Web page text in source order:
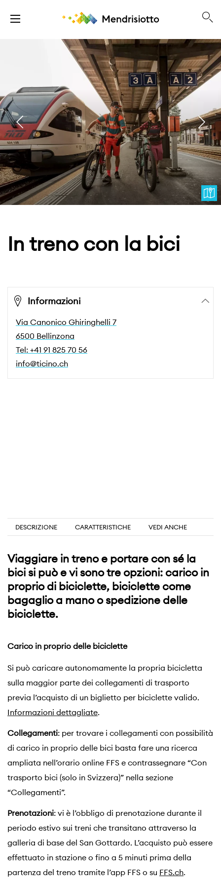
In treno con la bici
Informazioni
Via Canonico Ghiringhelli 7
6500 Bellinzona
Tel: +41 91 825 70 56
info@ticino.ch
DESCRIZIONE CARATTERISTICHE VEDI ANCHE
Viaggiare in treno e portare con sé la
bici si può e vi sono tre opzioni: carico in
proprio di biciclette, biciclette come
bagaglio a mano o spedizione delle
biciclette.
Carico in proprio delle biciclette
Si può caricare autonomamente la propria bicicletta
sulla maggior parte dei collegamenti di trasporto
previa l’acquisto di un biglietto per biciclette valido.
Informazioni dettagliate.
Collegamenti: per trovare i collegamenti con possibilità
di carico in proprio delle bici basta fare una ricerca
ampliata nell’orario online FFS e contrassegnare “Con
trasporto bici (solo in Svizzera)” nella sezione
“Collegamenti”.
Prenotazioni: vi è l’obbligo di prenotazione durante il
periodo estivo sui treni che transitano attraverso la
galleria di base del San Gottardo. L’acquisto può essere
effettuato in stazione o fino a 5 minuti prima della
partenza del treno tramite l’app FFS o su FFS.ch.